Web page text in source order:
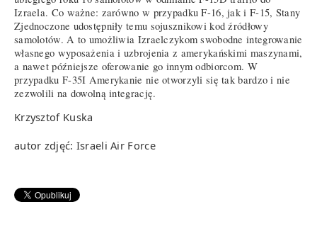
Izraela. Co ważne: zarówno w przypadku F-16, jak i F-15, Stany
Zjednoczone udostępniły temu sojusznikowi kod źródłowy
samolotów. A to umożliwia Izraelczykom swobodne integrowanie
własnego wyposażenia i uzbrojenia z amerykańskimi maszynami,
a nawet późniejsze oferowanie go innym odbiorcom. W
przypadku F-35I Amerykanie nie otworzyli się tak bardzo i nie
zezwolili na dowolną integrację.
Krzysztof Kuska
autor zdjęć: Israeli Air Force